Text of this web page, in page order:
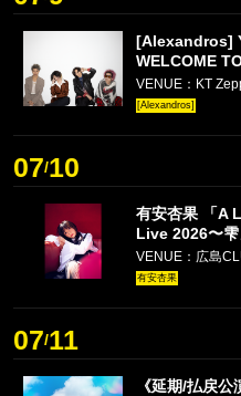
[Alexandros]
WELCOME
VENUE：KT
[Alexandros]
07/10
有安杏果 「A
Live 2026〜雫
VENUE：広島
有安杏果
07/11
《延期/払戻